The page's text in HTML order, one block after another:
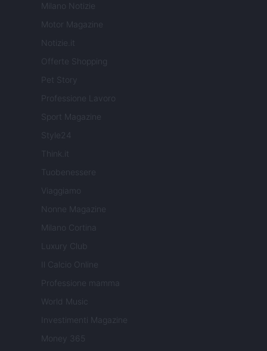
Milano Notizie
Motor Magazine
Notizie.it
Offerte Shopping
Pet Story
Professione Lavoro
Sport Magazine
Style24
Think.it
Tuobenessere
Viaggiamo
Nonne Magazine
Milano Cortina
Luxury Club
Il Calcio Online
Professione mamma
World Music
Investimenti Magazine
Money 365